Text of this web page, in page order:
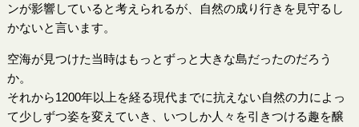
ンが影響していると考えられるが、自然の成り行きを見守るし
かないと言います。
空海が見つけた当時はもっとずっと大きな島だったのだろう
か。
それから1200年以上を経る現代までに抗えない自然の力によっ
て少しずつ姿を変えていき、いつしか人々を引きつける趣を醸